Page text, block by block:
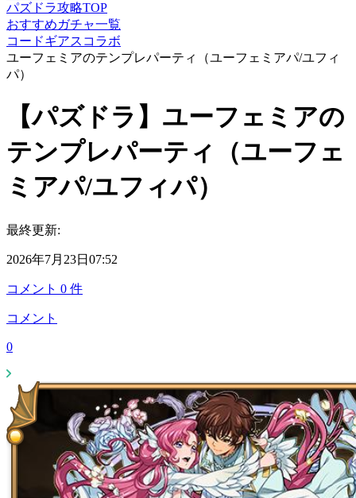
パズドラ攻略TOP
おすすめガチャ一覧
コードギアスコラボ
ユーフェミアのテンプレパーティ（ユーフェミアパ/ユフィ
パ）
【パズドラ】ユーフェミアの
テンプレパーティ（ユーフェ
ミアパ/ユフィパ）
最終更新:
2026年7月23日07:52
コメント 0 件
コメント
0